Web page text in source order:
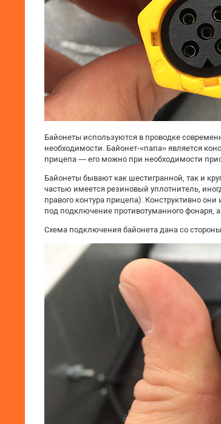
Байонеты используются в проводке
необходимости. Байонет-«папа» является
прицепа — его можно при необходимости
Байонеты бывают как шестигранной, так и
частью имеется резиновый уплотнитель,
правого контура прицепа). Конструктивно
под подключение противотуманного фонаря,
Схема подключения байонета дана со